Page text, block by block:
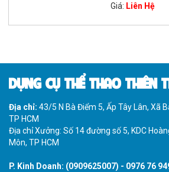
Giá: Liên Hệ
DỤNG CỤ THỂ THAO THIÊN
Địa chỉ: 43/5 N Bà Điểm 5, Ấp Tây Lân, Xã
TP HCM
Địa chỉ Xưởng: Số 14 đường số 5, KDC
Môn, TP HCM
P. Kinh Doanh: (0909625007) - 0976 76